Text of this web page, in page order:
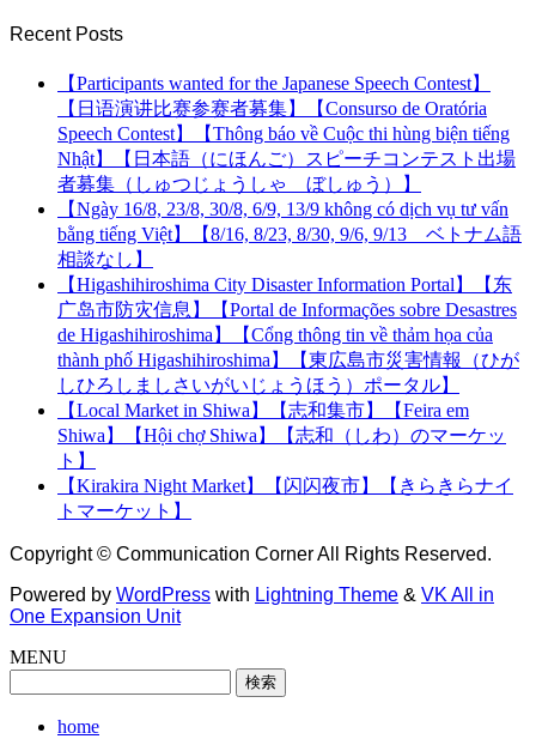
Recent Posts
【Participants wanted for the Japanese Speech Contest】
【日语演讲比赛参赛者募集】【Consurso de Oratória
Speech Contest】【Thông báo về Cuộc thi hùng biện tiếng
Nhật】【日本語（にほんご）スピーチコンテスト出場
者募集（しゅつじょうしゃ ぼしゅう）】
【Ngày 16/8, 23/8, 30/8, 6/9, 13/9 không có dịch vụ tư vấn
bằng tiếng Việt】【8/16, 8/23, 8/30, 9/6, 9/13 ベトナム語
相談なし】
【Higashihiroshima City Disaster Information Portal】【东
广岛市防灾信息】【Portal de Informações sobre Desastres
de Higashihiroshima】【Cổng thông tin về thảm họa của
thành phố Higashihiroshima】【東広島市災害情報（ひが
しひろしましさいがいじょうほう）ポータル】
【Local Market in Shiwa】【志和集市】【Feira em
Shiwa】【Hội chợ Shiwa】【志和（しわ）のマーケッ
ト】
【Kirakira Night Market】【闪闪夜市】【きらきらナイ
トマーケット】
Copyright © Communication Corner All Rights Reserved.
Powered by WordPress with Lightning Theme & VK All in
One Expansion Unit
MENU
home